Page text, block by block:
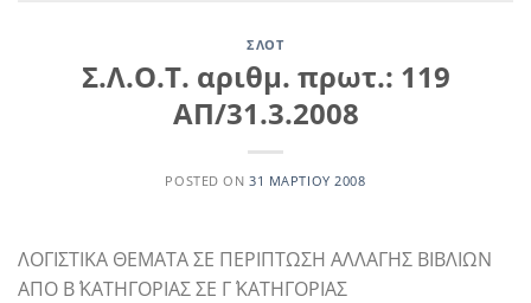
ΣΛΟΤ
Σ.Λ.Ο.Τ. αριθμ. πρωτ.: 119
ΑΠ/31.3.2008
POSTED ON31 ΜΑΡΤΊΟΥ 2008
ΛΟΓΙΣΤΙΚΑ ΘΕΜΑΤΑ ΣΕ ΠΕΡΙΠΤΩΣΗ ΑΛΛΑΓΗΣ ΒΙΒΛΙΩΝ
ΑΠΟ Β΄ ΚΑΤΗΓΟΡΙΑΣ ΣΕ Γ΄ ΚΑΤΗΓΟΡΙΑΣ